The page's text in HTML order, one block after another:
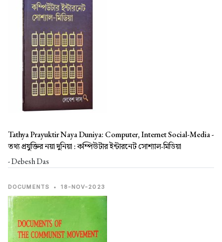
Tathya Prayuktir Naya Duniya: Computer, Internet Social-Media -
তথ্য প্রযুক্তির নয়া দুনিয়া : কম্পিউটার ইন্টারনেট সোশ্যাল-মিডিয়া
- Debesh Das
DOCUMENTS • 18-NOV-2023